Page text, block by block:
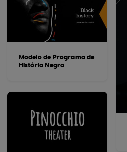
Modelo de Programa de
História Negra